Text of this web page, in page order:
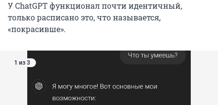
У ChatGPT функционал почти идентичный,
только расписано это, что называется,
«покрасивше».
1 из 3